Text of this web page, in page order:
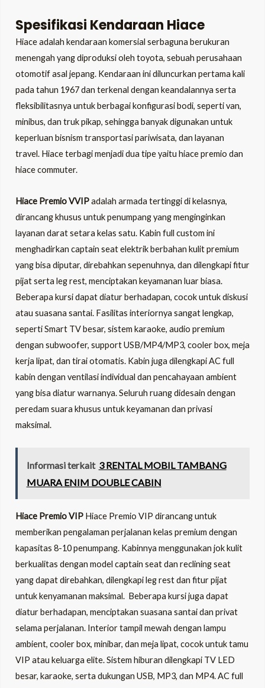
Spesifikasi Kendaraan Hiace
Hiace adalah kendaraan komersial serbaguna berukuran
menengah yang diproduksi oleh toyota, sebuah perusahaan
otomotif asal jepang. Kendaraan ini diluncurkan pertama kali
pada tahun 1967 dan terkenal dengan keandalannya serta
fleksibilitasnya untuk berbagai konfigurasi bodi, seperti van,
minibus, dan truk pikap, sehingga banyak digunakan untuk
keperluan bisnism transportasi pariwisata, dan layanan
travel. Hiace terbagi menjadi dua tipe yaitu hiace premio dan
hiace commuter.
Hiace Premio VVIPadalah armada tertinggi di kelasnya,
dirancang khusus untuk penumpang yang menginginkan
layanan darat setara kelas satu. Kabin full custom ini
menghadirkan captain seat elektrik berbahan kulit premium
yang bisa diputar, direbahkan sepenuhnya, dan dilengkapi fitur
pijat serta leg rest, menciptakan keyamanan luar biasa.
Beberapa kursi dapat diatur berhadapan, cocok untuk diskusi
atau suasana santai. Fasilitas interiornya sangat lengkap,
seperti Smart TV besar, sistem karaoke, audio premium
dengan subwoofer, support USB/MP4/MP3, cooler box, meja
kerja lipat, dan tirai otomatis. Kabin juga dilengkapi AC full
kabin dengan ventilasi individual dan pencahayaan ambient
yang bisa diatur warnanya. Seluruh ruang didesain dengan
peredam suara khusus untuk keyamanan dan privasi
maksimal.
Informasi terkait 3 RENTAL MOBIL TAMBANG
MUARA ENIM DOUBLE CABIN
Hiace Premio VIP Hiace Premio VIP dirancang untuk
memberikan pengalaman perjalanan kelas premium dengan
kapasitas 8-10 penumpang. Kabinnya menggunakan jok kulit
berkualitas dengan model captain seat dan reclining seat
yang dapat direbahkan, dilengkapi leg rest dan fitur pijat
untuk kenyamanan maksimal. Beberapa kursi juga dapat
diatur berhadapan, menciptakan suasana santai dan privat
selama perjalanan. Interior tampil mewah dengan lampu
ambient, cooler box, minibar, dan meja lipat, cocok untuk tamu
VIP atau keluarga elite. Sistem hiburan dilengkapi TV LED
besar, karaoke, serta dukungan USB, MP3, dan MP4. AC full